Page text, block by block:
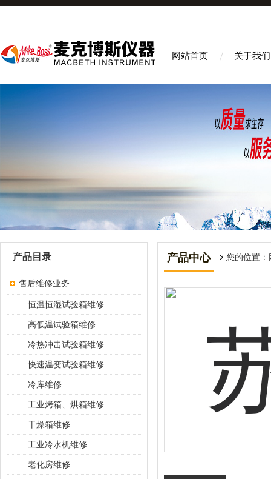
网站首页 关于我们
产品中心 您的位置：
产品目录
售后维修业务
恒温恒湿试验箱维修
高低温试验箱维修
冷热冲击试验箱维修
快速温变试验箱维修
冷库维修
工业烤箱、烘箱维修
干燥箱维修
工业冷水机维修
老化房维修